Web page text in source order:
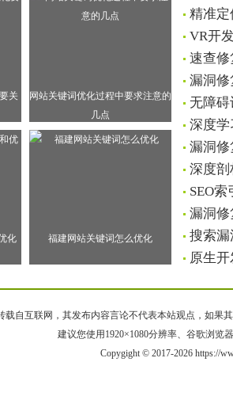
关
网站关键词优化过程中要求注意的
几点
化 福建网站关键词怎么优化
精准
VR开
速查
漏洞
无障
深度
漏洞
深度
SEO
漏洞
搜索
原生
载自互联网，其发布内容言论不代表本站观点，如果
建议您使用1920×1080分辨率、谷歌浏览
Copygight © 2017-2026 https://